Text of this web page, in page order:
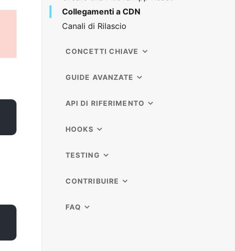
Collegamenti a CDN
Canali di Rilascio
CONCETTI CHIAVE
GUIDE AVANZATE
API DI RIFERIMENTO
HOOKS
TESTING
CONTRIBUIRE
FAQ